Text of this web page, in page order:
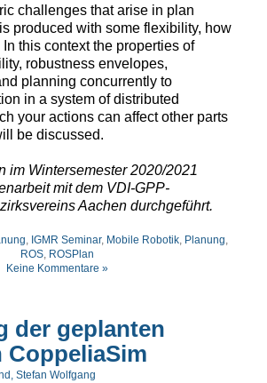
challenges that arise in plan
produced with some flexibility, how
this context the properties of
robustness envelopes,
planning concurrently to
in a system of distributed
your actions can affect other parts
be discussed.
im Wintersemester 2020/2021
mit dem VDI-GPP-
Aachen durchgeführt.
, IGMR Seminar, Mobile Robotik, Planung,
ROS, ROSPlan
Keine Kommentare »
der geplanten
Stefan Wolfgang